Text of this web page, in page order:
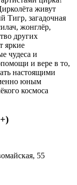
живут
Тигр, загадочная
жонглёр,
других
яркие
чудеса и
и вере в то,
настоящими
юным
космоса
55